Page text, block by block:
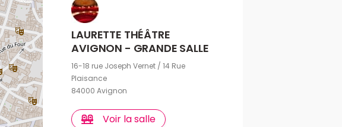
LAURETTE THÉÂTRE
AVIGNON - GRANDE SALLE
16-18 rue Joseph Vernet / 14 Rue
Plaisance
84000 Avignon
Voir la salle